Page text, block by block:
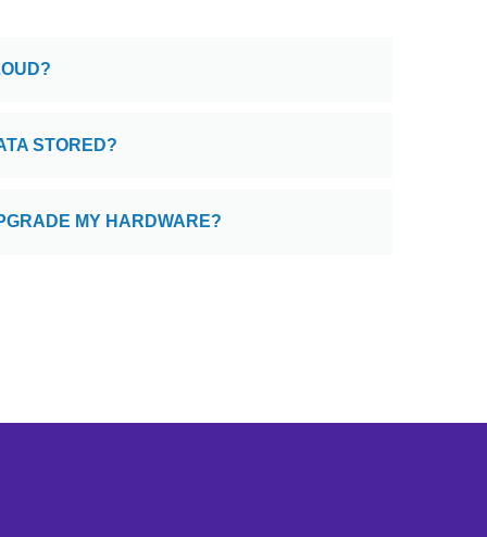
STORED?
MY HARDWARE?